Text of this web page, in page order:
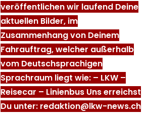
veröffentlichen wir laufend Deine
aktuellen Bilder, im
Zusammenhang von Deinem
Fahrauftrag, welcher außerhalb
vom Deutschsprachigen
Sprachraum liegt wie: – LKW –
Reisecar – Linienbus Uns erreichst
Du unter: redaktion@lkw-news.ch